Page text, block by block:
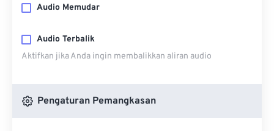
Audio Memudar
Audio Terbalik
Aktifkan jika Anda ingin membalikkan aliran audio
Pengaturan Pemangkasan